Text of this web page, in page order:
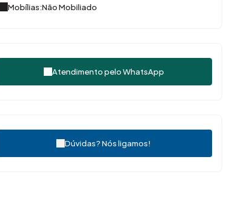
Mobílias:Não Mobiliado
Atendimento peloWhatsApp
Dúvidas? Nós ligamos!